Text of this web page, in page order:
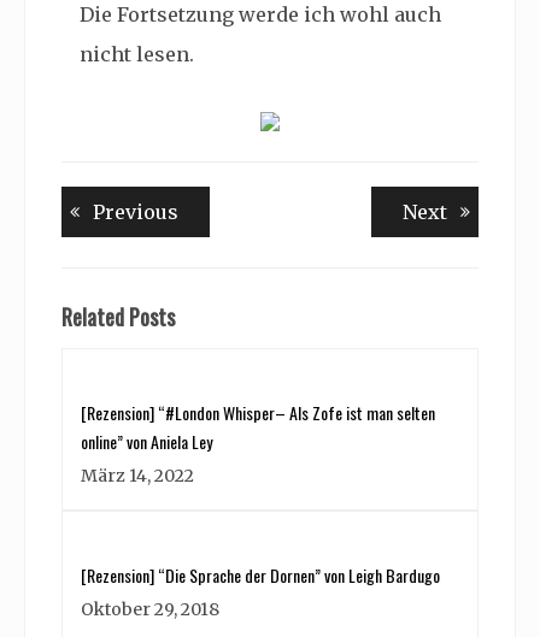
Die Fortsetzung werde ich wohl auch
nicht lesen.
Beitragsnavigation
Previous NextNext
Related Posts
[Rezension] “#London Whisper– Als Zofe ist man selten
online” von Aniela Ley
März 14, 2022
[Rezension] “Die Sprache der Dornen” von Leigh Bardugo
Oktober 29, 2018